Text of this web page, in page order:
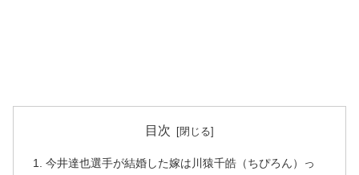
目次
今井達也選手が結婚した嫁は川猿千皓（ちぴろん）っ